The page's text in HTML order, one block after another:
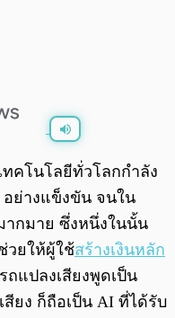
0:00/ 0:00
ทคโนโลยีทั่วโลกกำลัง
ย่างแข็งขัน จนใน
กมาย ซึ่งหนึ่งในนั้น
วยให้ผู้ใช้สร้างเงินหลัก
แปลงเสียงพูดเป็น
ยง ก็ถือเป็น AI ที่ได้รับ